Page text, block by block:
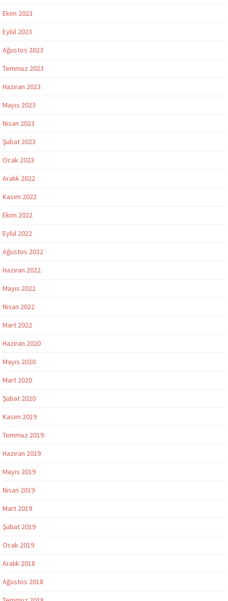
Ekim 2023
Eylül 2023
Ağustos 2023
Temmuz 2023
Haziran 2023
Mayıs 2023
Nisan 2023
Şubat 2023
Ocak 2023
Aralık 2022
Kasım 2022
Ekim 2022
Eylül 2022
Ağustos 2022
Haziran 2022
Mayıs 2022
Nisan 2022
Mart 2022
Haziran 2020
Mayıs 2020
Mart 2020
Şubat 2020
Kasım 2019
Temmuz 2019
Haziran 2019
Mayıs 2019
Nisan 2019
Mart 2019
Şubat 2019
Ocak 2019
Aralık 2018
Ağustos 2018